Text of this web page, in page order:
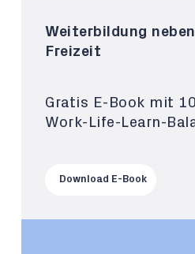
Weiterbildung
Freizeit
Gratis E-Book mit
Work-Life-Learn-
Download E-Book